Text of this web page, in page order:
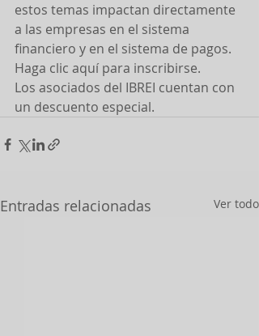
estos temas impactan directamente
a las empresas en el sistema
financiero y en el sistema de pagos.
Haga clic aquí para inscribirse.
Los asociados del IBREI cuentan con
un descuento especial.
Entradas relacionadas Ver todo